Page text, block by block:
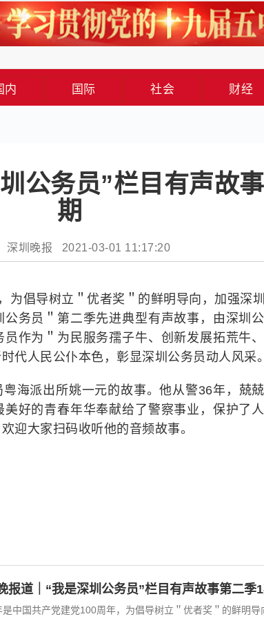
内 国际 社会 财经
公务员”栏目有声故
期
深圳晚报 2021-03-01 11:17:20
为倡导树立＂优者奖＂的鲜明导向，加强深
务员＂第二季先进典型有声故事，由深圳
作为＂为民服务孺子牛、创新发展拓荒牛
代人民公仆本色，彰显深圳公务员动人风采。
海派出所姚一元的故事。他从警36年，兢
好的青春年华奉献给了警察事业，保护了
迎大家扫码收听他的音频故事。
报道｜“我是深圳公务员”栏目有声故事第二季
是中国共产党建党100周年，为倡导树立＂优者奖＂的鲜明导